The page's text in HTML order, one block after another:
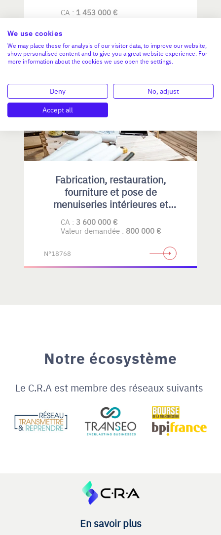
CA : 1 453 000 €
N°18770
ÎLE-DE-FRANCE
Fabrication, restauration,
fourniture et pose de
menuiseries intérieures et
extérieures , principalement en
bois
CA : 3 600 000 €
Valeur demandée : 800 000 €
N°18768
Notre écosystème
Le C.R.A est membre des réseaux suivants
En savoir plus
We use cookies
We may place these for analysis of our visitor data, to improve our website,
show personalised content and to give you a great website experience. For
more information about the cookies we use open the settings.
Deny
No, adjust
Accept all